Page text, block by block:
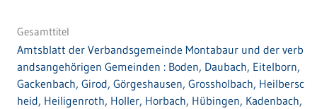
Gesamttitel
Amtsblatt der Verbandsgemeinde Montabaur und der verb
andsangehörigen Gemeinden : Boden, Daubach, Eitelborn,
Gackenbach, Girod, Görgeshausen, Grossholbach, Heilbersc
heid, Heiligenroth, Holler, Horbach, Hübingen, Kadenbach,